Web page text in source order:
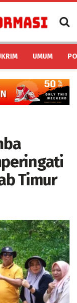
UMUM
Timur